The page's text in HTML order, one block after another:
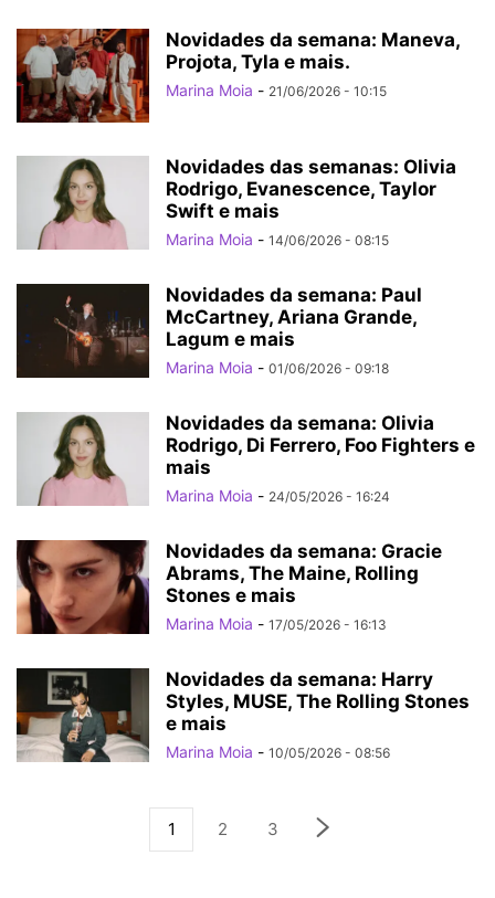
Novidades da semana: Maneva,
Projota, Tyla e mais.
Marina Moia - 21/06/2026 - 10:15
Novidades das semanas: Olivia
Rodrigo, Evanescence, Taylor
Swift e mais
Marina Moia - 14/06/2026 - 08:15
Novidades da semana: Paul
McCartney, Ariana Grande,
Lagum e mais
Marina Moia - 01/06/2026 - 09:18
Novidades da semana: Olivia
Rodrigo, Di Ferrero, Foo Fighters e
mais
Marina Moia - 24/05/2026 - 16:24
Novidades da semana: Gracie
Abrams, The Maine, Rolling
Stones e mais
Marina Moia - 17/05/2026 - 16:13
Novidades da semana: Harry
Styles, MUSE, The Rolling Stones
e mais
Marina Moia - 10/05/2026 - 08:56
1 2 3